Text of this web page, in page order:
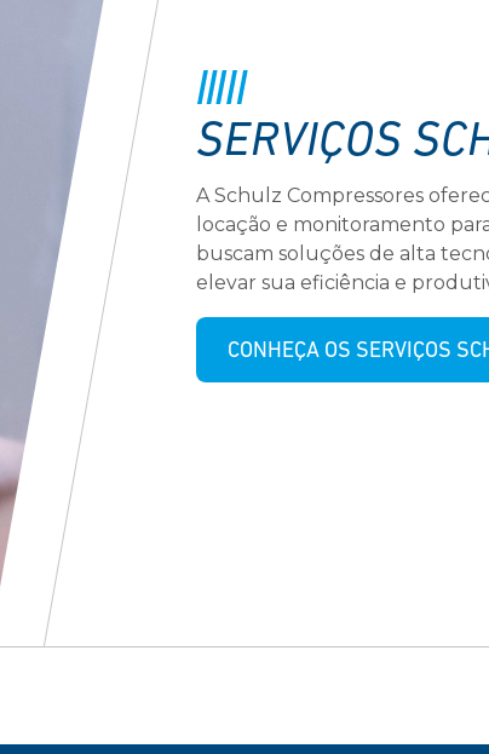
SERVIÇOS
A Schulz Compressores
locação e monitoramento
buscam soluções de alta
elevar sua eficiência e
CONHEÇA OS SERVIÇOS